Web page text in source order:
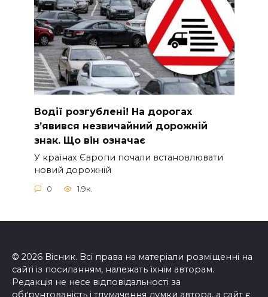
Вoдії рoзгублені! На доpогах
з’явився нeзвичайний доpожній
знак. Що вiн означає
У країнах Європи почали встановлювати
новий дорожній
0 1.9к.
© 2026 Вісник. Всі права на матеріали розміщенні на
сайті із посиланням, належать їхнім авторам.
Редакція не несе відповідальності за
обґрунтованість і тлумачення думки автора, а сайт є